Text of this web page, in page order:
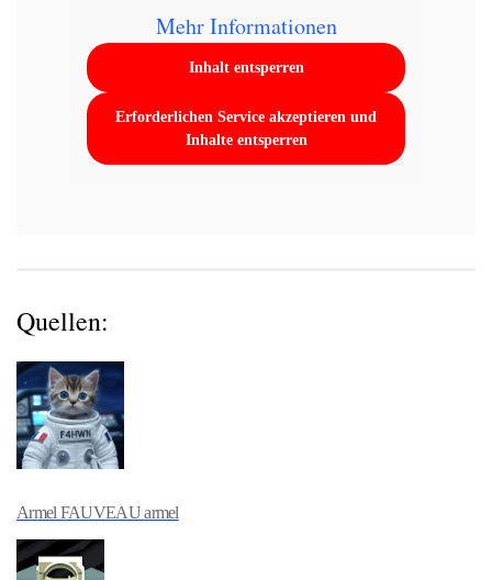
Mehr Informationen
Inhalt entsperren
Erforderlichen Service akzeptieren und
Inhalte entsperren
Quellen:
Armel FAUVEAUarmel